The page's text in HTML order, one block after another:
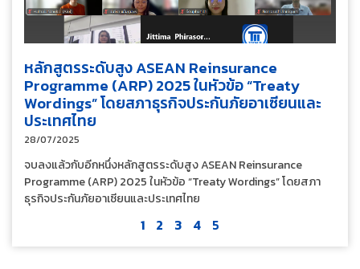
หลักสูตรระดับสูง ASEAN Reinsurance
Programme (ARP) 2025 ในหัวข้อ “Treaty
Wordings” โดยสภาธุรกิจประกันภัยอาเซียนและ
ประเทศไทย
28/07/2025
จบลงแล้วกับอีกหนึ่งหลักสูตรระดับสูง ASEAN Reinsurance
Programme (ARP) 2025 ในหัวข้อ “Treaty Wordings” โดยสภา
ธุรกิจประกันภัยอาเซียนและประเทศไทย
1 2 3 4 5